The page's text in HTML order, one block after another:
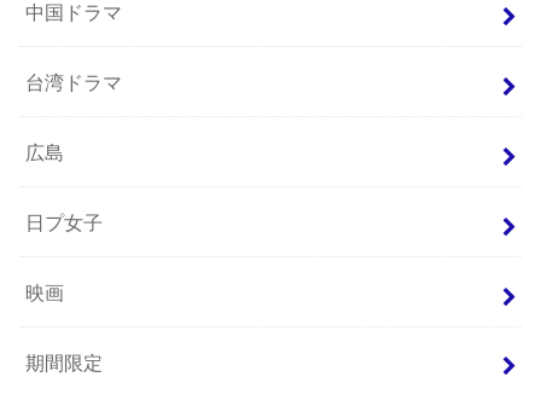
中国ドラマ
台湾ドラマ
広島
日プ女子
映画
期間限定